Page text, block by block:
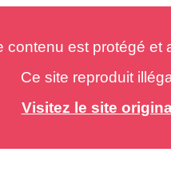
est protégé et
Ce site reproduit
Visitez le site